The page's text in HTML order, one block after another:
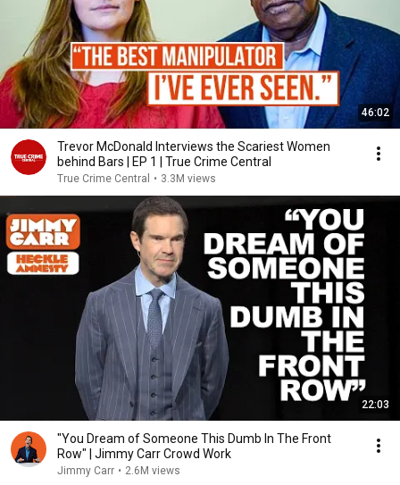
46:02
Trevor McDonald Interviews the Scariest Women
behind Bars | EP 1 | True Crime Central
True Crime Central • 3.3M views
22:03
"You Dream of Someone This Dumb In The Front
Row" | Jimmy Carr Crowd Work
Jimmy Carr • 2.6M views